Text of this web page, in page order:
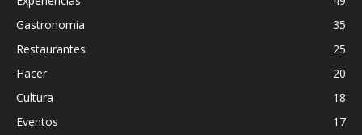
Gastronomia
35
Restaurantes
25
Hacer
20
Cultura
18
Eventos
17